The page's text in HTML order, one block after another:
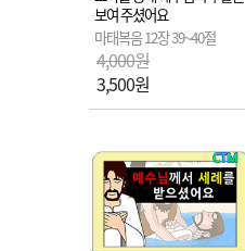
보여 주셨어요
마태복음 12장 39~40절
4,000원
3,500원